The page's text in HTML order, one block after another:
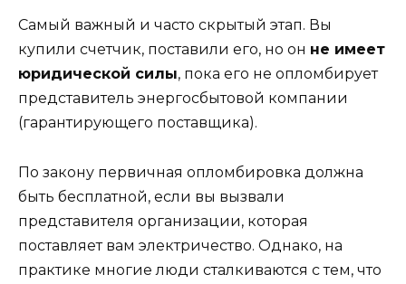
Самый важный и часто скрытый этап. Вы
купили счетчик, поставили его, но он не имеет
юридической силы, пока его не опломбирует
представитель энергосбытовой компании
(гарантирующего поставщика).
По закону первичная опломбировка должна
быть бесплатной, если вы вызвали
представителя организации, которая
поставляет вам электричество. Однако, на
практике многие люди сталкиваются с тем, что